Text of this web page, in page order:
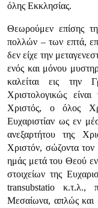
όλης Εκκλησίας.
Θεωρούμεν επίσης
πολλών – των επτά,
δεν είχε την
ενός και μόνου
καλείται εις την
Χριστολογικώς
Χριστός, ο όλος
Ευχαριστίαν ως εν
ανεξαρτήτου της
Χριστόν, σώζοντα
ημάς μετά του Θεού
στοιχείων της
transubstatio κ.τ.λ.,
Μεσαίωνα, απλώς και